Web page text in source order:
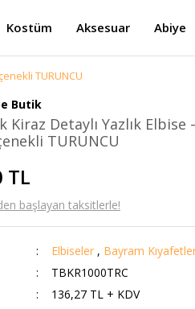
Kostüm Aksesuar Abiye
TURUNCU
Butik
Kiraz Detaylı Yazlık
TURUNCU
TL
başlayan taksitlerle!
Elbiseler , Bayram
TBKR1000TRC
136,27 TL + KDV